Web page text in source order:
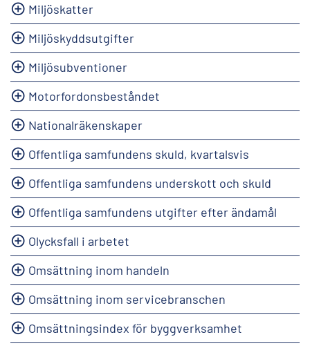
Miljöskatter
Miljöskyddsutgifter
Miljösubventioner
Motorfordonsbeståndet
Nationalräkenskaper
Offentliga samfundens skuld, kvartalsvis
Offentliga samfundens underskott och skuld
Offentliga samfundens utgifter efter ändamål
Olycksfall i arbetet
Omsättning inom handeln
Omsättning inom servicebranschen
Omsättningsindex för byggverksamhet